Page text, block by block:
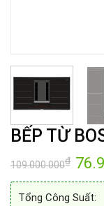
BẾP TỪ
109.000.000₫ Giá
gốc
là:
Tổng Công